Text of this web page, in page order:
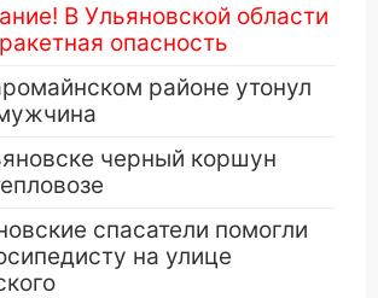
В Ульяновской области
опасность
районе утонул
черный коршун
спасатели помогли
на улице